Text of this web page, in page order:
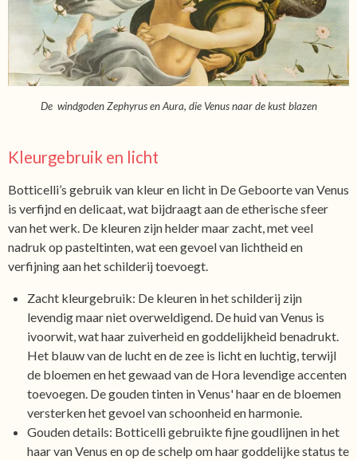
De windgoden Zephyrus en Aura, die Venus naar de kust blazen
Kleurgebruik en licht
Botticelli’s gebruik van kleur en licht in De Geboorte van Venus
is verfijnd en delicaat, wat bijdraagt aan de etherische sfeer
van het werk. De kleuren zijn helder maar zacht, met veel
nadruk op pasteltinten, wat een gevoel van lichtheid en
verfijning aan het schilderij toevoegt.
Zacht kleurgebruik: De kleuren in het schilderij zijn
levendig maar niet overweldigend. De huid van Venus is
ivoorwit, wat haar zuiverheid en goddelijkheid benadrukt.
Het blauw van de lucht en de zee is licht en luchtig, terwijl
de bloemen en het gewaad van de Hora levendige accenten
toevoegen. De gouden tinten in Venus' haar en de bloemen
versterken het gevoel van schoonheid en harmonie.
Gouden details: Botticelli gebruikte fijne goudlijnen in het
haar van Venus en op de schelp om haar goddelijke status te